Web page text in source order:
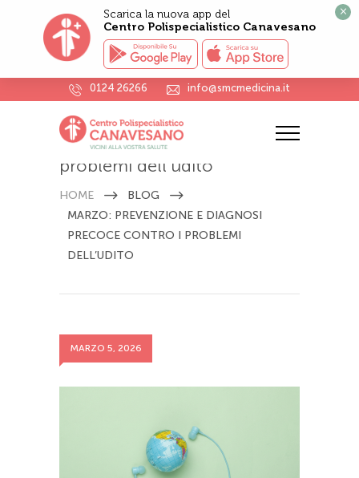
0124 26266 info@smcmedicina.it
Marzo: prevenzione e
diagnosi precoce contro i
problemi dell’udito
HOME
BLOG
MARZO: PREVENZIONE E DIAGNOSI
PRECOCE CONTRO I PROBLEMI
DELL’UDITO
MARZO 5, 2026
Scarica la nuova app del
Centro Polispecialistico Canavesano
×